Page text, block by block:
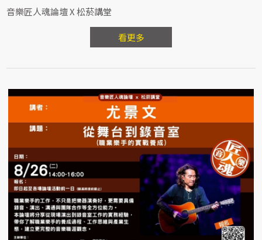
音樂匠人魂論壇 X 松菸講堂
看更多